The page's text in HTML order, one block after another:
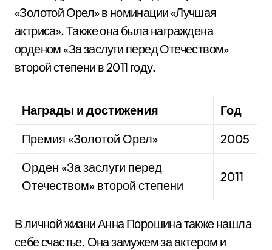
«Золотой Орел» в номинации «Лучшая
актриса». Также она была награждена
орденом «За заслуги перед Отечеством»
второй степени в 2011 году.
Награды и достижения
Год
Премия «Золотой Орел»
2005
Орден «За заслуги перед
Отечеством» второй степени
2011
В личной жизни Анна Порошина также нашла
себе счастье. Она замужем за актером и